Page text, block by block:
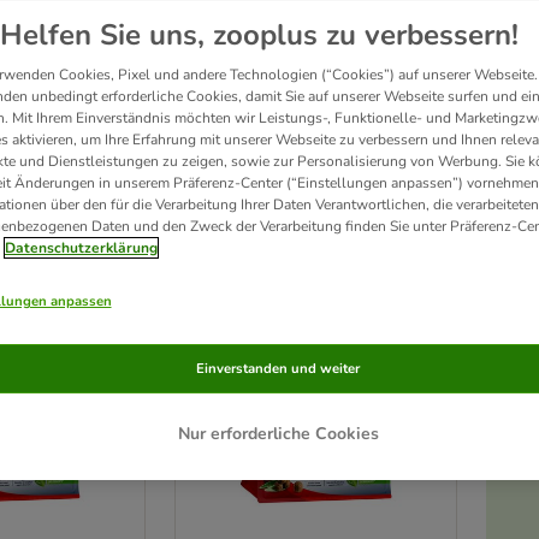
für Ihre Katze. Dank einzigartiger Rezepturen aus naturreinen Zutaten und
Aroma- und Konservierungsstoffe. Vom Katzenkind bis zur Seniorkatze
und Gesundheit aller Katzen. Beste Qualität „Made in Germany“.
been changed
Helfen Sie uns, zooplus zu verbessern!
Cookies, Pixel und andere Technologien (“Cookies”) auf unserer
unbedingt erforderliche Cookies, damit Sie auf unserer Webseite surfen und
Mit Ihrem Einverständnis möchten wir Leistungs-, Funktionelle- und
aktivieren, um Ihre Erfahrung mit unserer Webseite zu verbessern und Ihnen
und Dienstleistungen zu zeigen, sowie zur Personalisierung von Werbung. Sie
Änderungen in unserem Präferenz-Center (“Einstellungen anpassen”)
über den für die Verarbeitung Ihrer Daten Verantwortlichen, die verarbeiteten
Daten und den Zweck der Verarbeitung finden Sie unter Präferenz-
Datenschutzerklärung
anpassen
Nur erforderliche Cookies
Einverstanden und weiter